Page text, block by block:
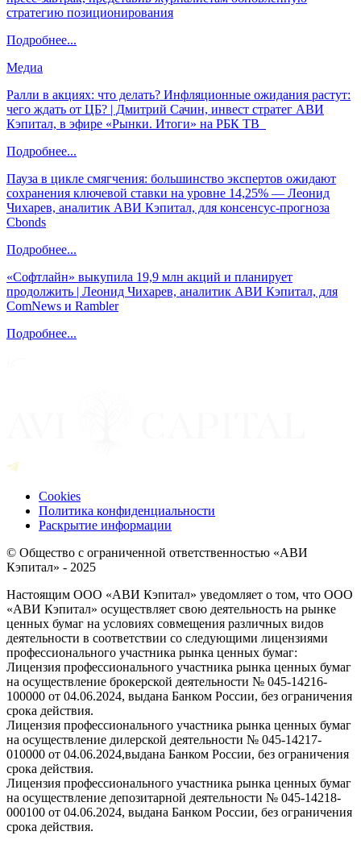
стратегию позиционирования
Подробнее...
Медиа
Ралли в акциях: что делать? Инфляционные ожидания растут:
чего ждать от ЦБ? | Дмитрий Сачин, инвест стратег АВИ
Кэпитал, в эфире «Рынки. Итоги» на РБК ТВ
Подробнее...
Пауза в цикле смягчения: большинство экспертов ожидают
сохранения ключевой ставки на уровне 14,25% — Леонид
Чихарев, аналитик АВИ Кэпитал, для консенсус-прогноза
Cbonds
Подробнее...
«Софтлайн» выкупила 19,9 млн акций и планирует
продолжить | Леонид Чихарев, аналитик АВИ Кэпитал, для
ComNews и Rambler
Подробнее...
Cookies
Политика конфиденциальности
Раскрытие информации
© Общество с ограниченной ответственностью «АВИ
Кэпитал» - 2025
Настоящим ООО «АВИ Кэпитал» уведомляет о том, что ООО
«АВИ Кэпитал» осуществляет свою деятельность на рынке
ценных бумаг на условиях совмещения различных видов
деятельности в соответствии со следующими лицензиями
профессионального участника рынка ценных бумаг:
Лицензия профессионального участника рынка ценных бумаг
на осуществление брокерской деятельности № 045-14216-
100000 от 04.06.2024, выдана Банком России, без ограничения
срока действия.
Лицензия профессионального участника рынка ценных бумаг
на осуществление дилерской деятельности № 045-14217-
010000 от 04.06.2024,выдана Банком России, без ограничения
срока действия.
Лицензия профессионального участника рынка ценных бумаг
на осуществление депозитарной деятельности № 045-14218-
000100 от 04.06.2024, выдана Банком России, без ограничения
срока действия.